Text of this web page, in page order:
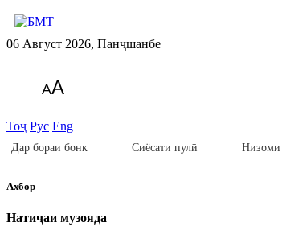
06 Август 2026, Панҷшанбе
AA
Тоҷ Рус Eng
Дар бораи бонк Сиёсати пулӣ Низоми
Ахбор
Натиҷаи музояда